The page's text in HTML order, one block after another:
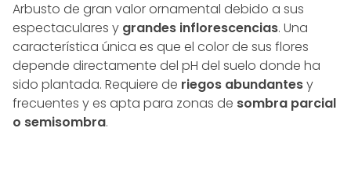
Arbusto de gran valor ornamental debido a sus
espectaculares y grandes inflorescencias. Una
característica única es que el color de sus flores
depende directamente del pH del suelo donde ha
sido plantada. Requiere de riegos abundantesy
frecuentes y es apta para zonas de sombra parcial
o semisombra.